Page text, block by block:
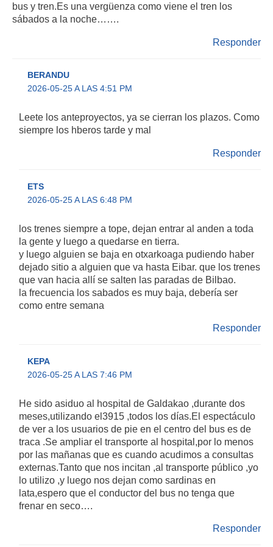
bus y tren.Es una vergüenza como viene el tren los
sábados a la noche…….
Responder
BERANDU
2026-05-25 A LAS 4:51 PM
Leete los anteproyectos, ya se cierran los plazos. Como
siempre los hberos tarde y mal
Responder
ETS
2026-05-25 A LAS 6:48 PM
los trenes siempre a tope, dejan entrar al anden a toda
la gente y luego a quedarse en tierra.
y luego alguien se baja en otxarkoaga pudiendo haber
dejado sitio a alguien que va hasta Eibar. que los trenes
que van hacia allí se salten las paradas de Bilbao.
la frecuencia los sabados es muy baja, debería ser
como entre semana
Responder
KEPA
2026-05-25 A LAS 7:46 PM
He sido asiduo al hospital de Galdakao ,durante dos
meses,utilizando el3915 ,todos los días.El espectáculo
de ver a los usuarios de pie en el centro del bus es de
traca .Se ampliar el transporte al hospital,por lo menos
por las mañanas que es cuando acudimos a consultas
externas.Tanto que nos incitan ,al transporte público ,yo
lo utilizo ,y luego nos dejan como sardinas en
lata,espero que el conductor del bus no tenga que
frenar en seco….
Responder